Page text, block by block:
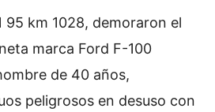
95 km 1028, demoraron el
marca Ford F-100
de 40 años,
peligrosos en desuso con